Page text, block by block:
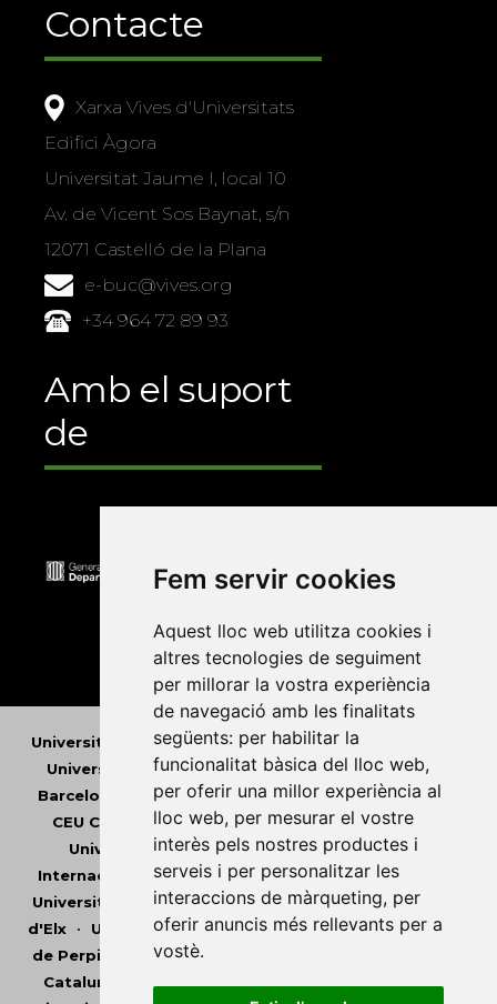
Fem servir cookies
Aquest lloc web utilitza cookies i
altres tecnologies de seguiment
per millorar la vostra experiència
de navegació amb les finalitats
següents: per habilitar la
funcionalitat bàsica del lloc web,
per oferir una millor experiència al
lloc web, per mesurar el vostre
interès pels nostres productes i
serveis i per personalitzar les
interaccions de màrqueting, per
oferir anuncis més rellevants per a
vostè.
Contacte
Xarxa Vives d'Universitats
Edifici Àgora
Universitat Jaume I, local 10
Av. de Vicent Sos Baynat, s/n
12071 Castelló de la Plana
e-buc@vives.org
+34 964 72 89 93
Amb el suport
de
Universitat Abat Oliba CEU•Universitat d'Alacant
Universitat d'Andorra•Universitat Autònoma de
Barcelona
Universitat de Barcelona•Universitat
CEU Cardenal Herrera•Universitat de Girona
Universitat de les Illes Balears•Universitat
Internacional de Catalunya •Universitat Jaume I
Universitat de Lleida•Universitat Miguel Hernández
d'Elx• Universitat Oberta de Catalunya•Universitat
de Perpinyà Via Domitia
Catalunya
Universitat Politècnica de València•